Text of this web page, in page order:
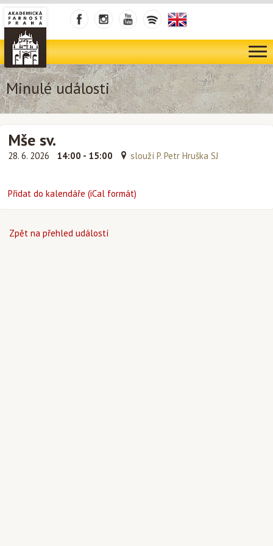
Minulé události
Mše sv.
28. 6. 2026 14:00 - 15:00 slouží P. Petr Hruška SJ
Přidat do kalendáře (iCal formát)
Zpět na přehled událostí